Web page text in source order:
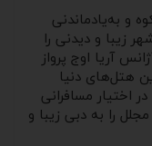
و به‌یادماندنی
زیبا و دیدنی را
آریا اوج پرواز
از بهترین هتل‌های دنیا
اختیار مسافرانی
را به دبی زیبا و